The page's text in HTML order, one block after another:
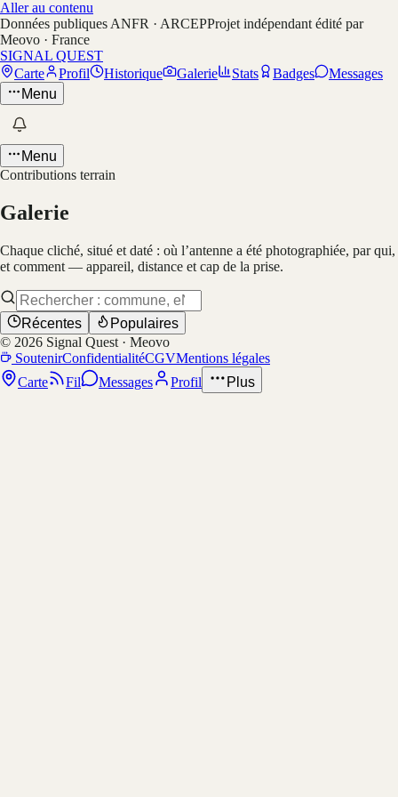
Aller au contenu
Données publiques ANFR · ARCEPProjet indépendant édité par
Meovo · France
SIGNAL QUEST
Carte
Profil Historique Galerie Stats Badges
Messages
Menu
Menu
Contributions terrain
Galerie
Chaque cliché, situé et daté : où l’antenne a été photographiée, par qui,
et comment — appareil, distance et cap de la prise.
Récentes
Populaires
© 2026 Signal Quest · Meovo
SoutenirConfidentialitéCGVMentions légales
Carte
Fil Messages Profil Plus